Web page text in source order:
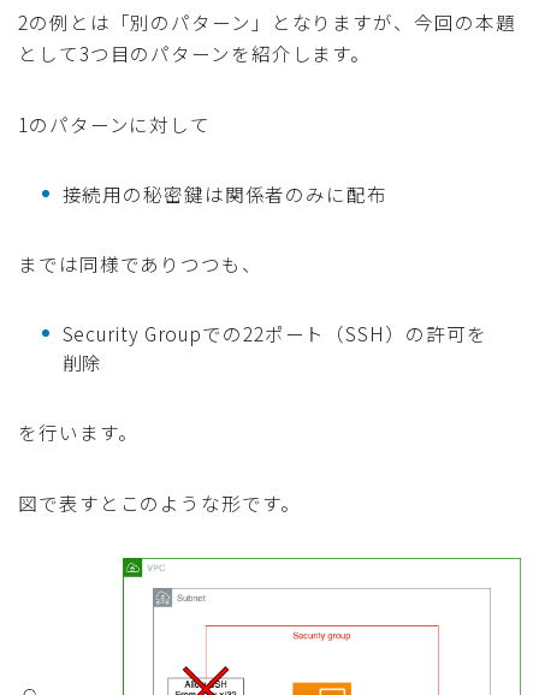
2の例とは「別のパターン」となりますが、今回の本題
として3つ目のパターンを紹介します。
1のパターンに対して
接続用の秘密鍵は関係者のみに配布
までは同様でありつつも、
Security Groupでの22ポート（SSH）の許可を
削除
を行います。
図で表すとこのような形です。